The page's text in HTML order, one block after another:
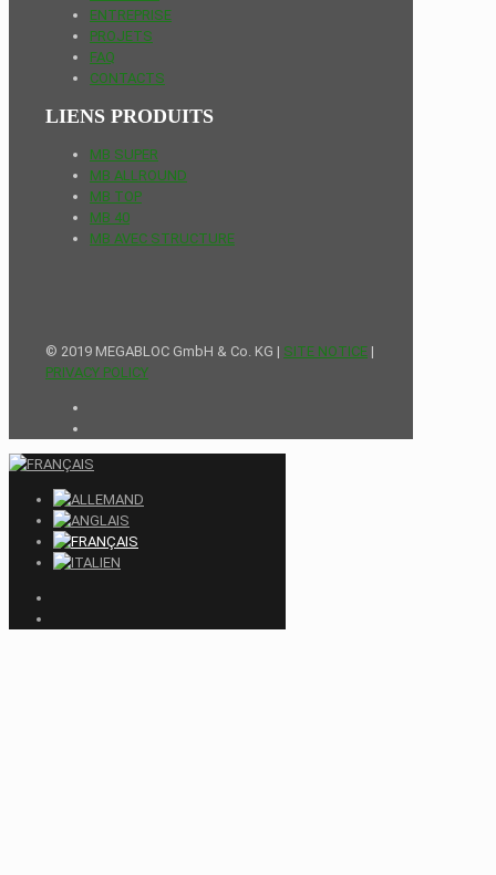
ENTREPRISE
PROJETS
FAQ
CONTACTS
LIENS PRODUITS
MB SUPER
MB ALLROUND
MB TOP
MB 40
MB AVEC STRUCTURE
© 2019 MEGABLOC GmbH & Co. KG | SITE NOTICE |
PRIVACY POLICY